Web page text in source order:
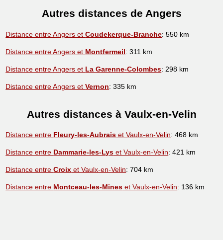
Autres distances de Angers
Distance entre Angers etCoudekerque-Branche: 550 km
Distance entre Angers et Montfermeil: 311 km
Distance entre Angers et La Garenne-Colombes: 298 km
Distance entre Angers etVernon: 335 km
Autres distances à Vaulx-en-Velin
Distance entre Fleury-les-Aubrais et Vaulx-en-Velin: 468 km
Distance entre Dammarie-les-Lys et Vaulx-en-Velin: 421 km
Distance entreCroix et Vaulx-en-Velin: 704 km
Distance entre Montceau-les-Mines et Vaulx-en-Velin: 136 km